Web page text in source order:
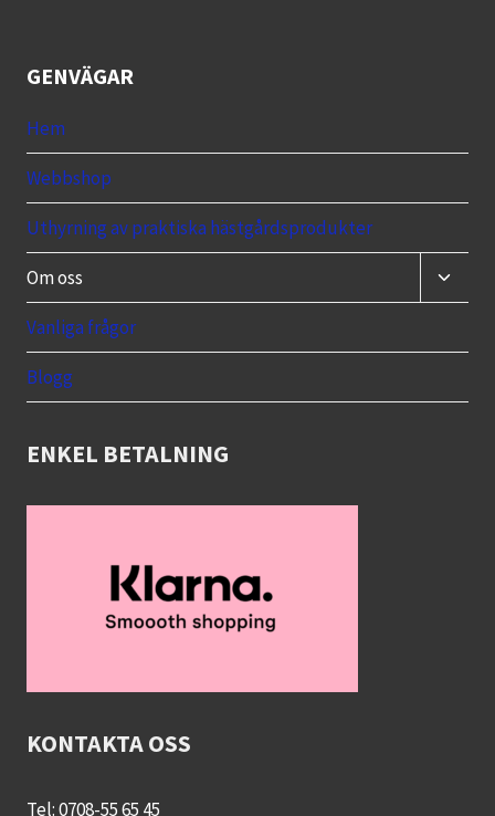
GENVÄGAR
Hem
Webbshop
Uthyrning av praktiska hästgårdsprodukter
Om oss
Toggle
child
Vanliga frågor
Blogg
ENKEL BETALNING
KONTAKTA OSS
Tel: 0708-55 65 45